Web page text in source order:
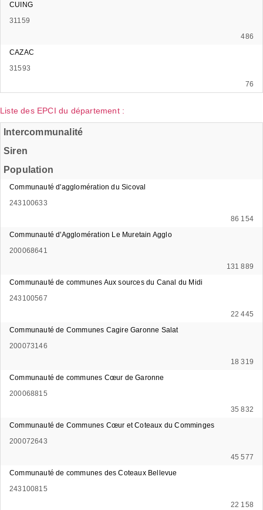
CUING
31159
486
CAZAC
31593
76
Liste des EPCI du département :
Intercommunalité
Siren
Population
Communauté d'agglomération du Sicoval
243100633
86 154
Communauté d'Agglomération Le Muretain Agglo
200068641
131 889
Communauté de communes Aux sources du Canal du Midi
243100567
22 445
Communauté de Communes Cagire Garonne Salat
200073146
18 319
Communauté de communes Cœur de Garonne
200068815
35 832
Communauté de Communes Cœur et Coteaux du Comminges
200072643
45 577
Communauté de communes des Coteaux Bellevue
243100815
22 158